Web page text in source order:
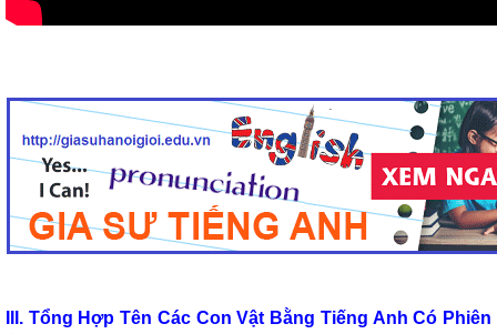
III. Tổng Hợp Tên Các Con Vật Bằng Tiếng Anh Có Phiên